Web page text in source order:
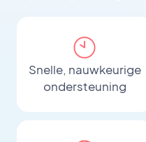
Snelle, nauwkeurige
ondersteuning